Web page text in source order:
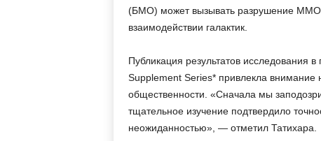
(БМО) может вызывать разрушение ММО,
взаимодействии галактик.
Публикация результатов исследования
Supplement Series* привлекла внимание
общественности. «Сначала мы
тщательное изучение подтвердило
неожиданностью», — отметил Татихара.